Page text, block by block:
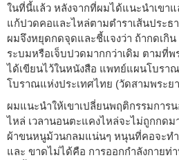
ในที่นี้แล้ว หลังจากที่ผมได้แนะนำเขา
แก้ปวดคอและไหล่ตามตำราเส้นประธ
ผมจึงหยุดกดจุดและชี้แจงว่า ถ้ากดเกิน
ระบมหรือเจ็บปวดมากกว่าเดิม ตามที่
ได้เขียนไว้ในหนังสือ แพทย์แผนโบรา
โบราณแห่งประเทศไทย (วัดสามพระย
ผมแนะนำให้เขาเปลี่ยนพฤติกรรมการ
ไหล่ เวลานอนตะแคงไหล่จะไม่ถูกกด
ผ้าขนหนูม้วนกลมแน่นๆ หนุนที่คอจะท
และ ขาดไม่ได้คือ การออกกำลังกายท่